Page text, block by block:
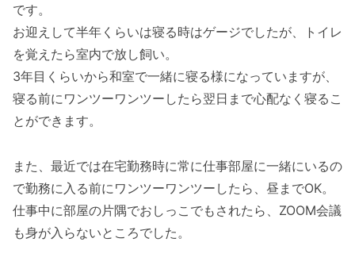
です。
お迎えして半年くらいは寝る時はゲージでしたが、トイレ
を覚えたら室内で放し飼い。
3年目くらいから和室で一緒に寝る様になっていますが、
寝る前にワンツーワンツーしたら翌日まで心配なく寝るこ
とができます。
また、最近では在宅勤務時に常に仕事部屋に一緒にいるの
で勤務に入る前にワンツーワンツーしたら、昼までOK。
仕事中に部屋の片隅でおしっこでもされたら、ZOOM会議
も身が入らないところでした。